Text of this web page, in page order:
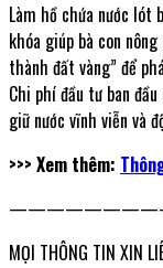
Làm hồ chứa nước lót
khóa giúp bà con
thành đất vàng” để
Chi phí đầu tư ban
giữ nước vĩnh viễn và
>>> Xem thêm:
MỌI THÔNG TIN XIN